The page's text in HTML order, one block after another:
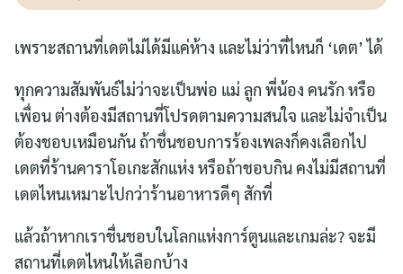
เพราะสถานที่เดตไม่ได้มีแค่ห้าง และไม่ว่าที่ไหนก็ ‘เดต’ ได้
ทุกความสัมพันธ์ไม่ว่าจะเป็นพ่อ แม่ ลูก พี่น้อง คนรัก หรือ
เพื่อน ต่างต้องมีสถานที่โปรดตามความสนใจ และไม่จำเป็น
ต้องชอบเหมือนกัน ถ้าชื่นชอบการร้องเพลงก็คงเลือกไป
เดตที่ร้านคาราโอเกะสักแห่ง หรือถ้าชอบกิน คงไม่มีสถานที่
เดตไหนเหมาะไปกว่าร้านอาหารดีๆ สักที่
แล้วถ้าหากเราชื่นชอบในโลกแห่งการ์ตูนและเกมล่ะ? จะมี
สถานที่เดตไหนให้เลือกบ้าง